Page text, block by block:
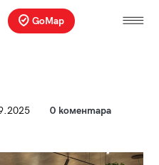
GoMap
0 коментара